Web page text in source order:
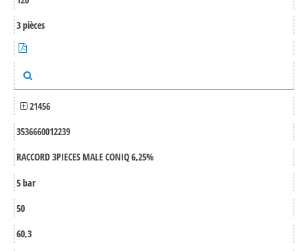
3 pièces
21456
3536660012239
RACCORD 3PIECES MALE CONIQ 6,25%
5 bar
50
60,3